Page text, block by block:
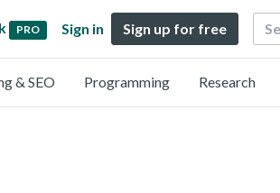
PRO Sign in Sign up for free Search
& SEO Programming Research